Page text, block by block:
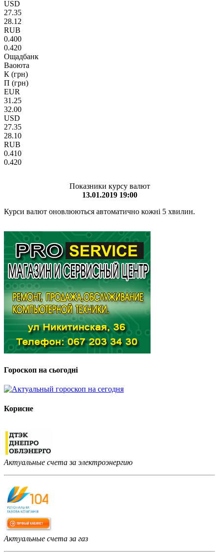
USD
27.35
28.12
RUB
0.400
0.420
Ощадбанк
Ваоюта
К (грн)
П (грн)
EUR
31.25
32.00
USD
27.35
28.10
RUB
0.410
0.420
Показники курсу валют
13.01.2019 19:00
Курси валют оновлюються автоматично кожні 5 хвилин.
Гороскоп на сьогодні
Корисне
Актуальные счета за электроэнергию
Актуальные счета за газ